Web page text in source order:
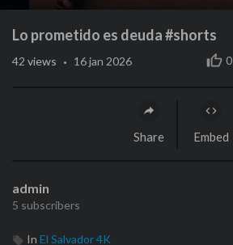
Lo prometido es deuda #shorts
0
42 views · 16 jan 2026
Share Embed
admin
5 subscribers
In El Salvador 4K